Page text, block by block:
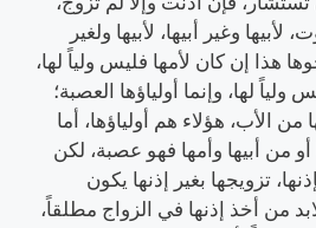
وغير أبيها، لأبيها ولغير
هذا إن كان لأمها فليس ولياً لها،
لها، وإنما أولياؤها العصبة؛
من الأب، هؤلاء هم أولياؤها، أما
أو من أبيها وأمها فهو عصبة، لكن
تزويجها بغير إذنها يكون
من أخذ إذنها في الزواج مطلقاً،